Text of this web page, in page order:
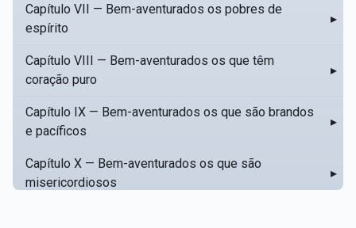
Capítulo VII — Bem-aventurados os pobres de
espírito
▸
Capítulo VIII — Bem-aventurados os que têm
coração puro
▸
Capítulo IX — Bem-aventurados os que são brandos
e pacíficos
▸
Capítulo X — Bem-aventurados os que são
misericordiosos
▸